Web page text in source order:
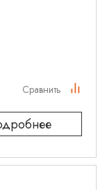
Сравнить